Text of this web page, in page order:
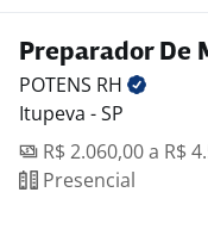
Preparador De
POTENS RH
Itupeva - SP
R$ 2.060,00 a R$
Presencial